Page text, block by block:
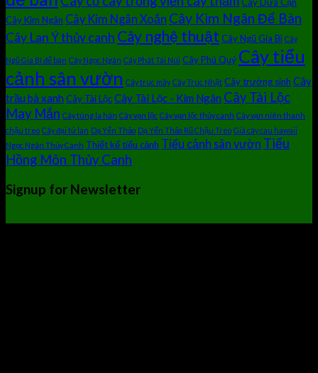
Cây Kim Ngân Cây Kim Ngân Xoắn Cây Kim Ngân Để Bàn
Cây Lan Ý thủy canh Cây nghệ thuật Cây Ngũ Gia Bì Cây
Ngũ Gia Bì để bàn Cây Ngọc Ngân Cây Phát Tài Núi Cây Phú Quý Cây tiểu
cảnh sân vườn Cây trúc mây Cây Trúc Nhật Cây trường sinh Cây
trầu bà xanh Cây Tài LộcCây Tài Lộc - Kim Ngân Cây Tài Lộc
May Mắn Cây tùng la hán Cây vạn lộc Cây vạn lộc thủy canh Cây vạn niên thanh
chậu treo Cây đại tứ lan Dạ Yến Thảo Dạ Yến Thảo Rũ Chậu Treo Giá cây cau hawaii
Ngọc Ngân Thủy Canh Thiết kế tiểu cảnh Tiểu cảnh sân vườn Tiểu
Hồng Môn Thủy Canh
Signup for Newsletter